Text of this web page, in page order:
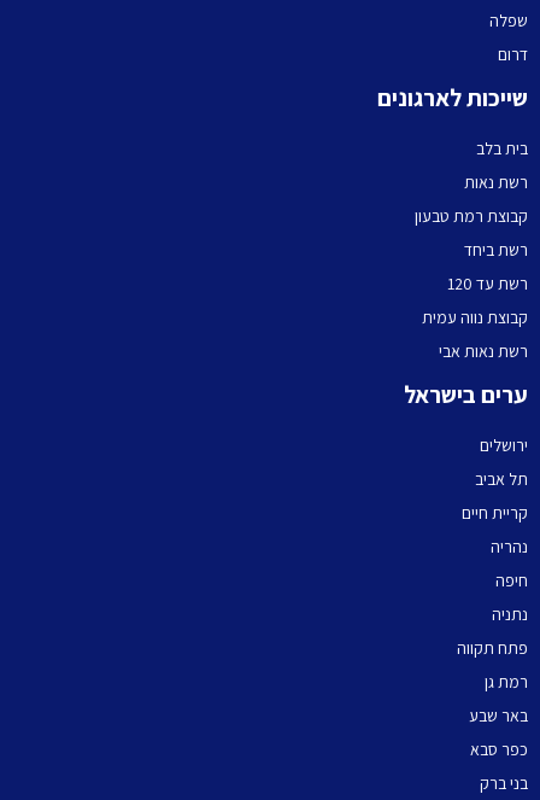
שפלה
דרום
שייכות לארגונים
בית בלב
רשת נאות
קבוצת רמת טבעון
רשת ביחד
רשת עד 120
קבוצת נווה עמית
רשת נאות אבי
ערים בישראל
ירושלים
תל אביב
קריית חיים
נהריה
חיפה
נתניה
פתח תקווה
רמת גן
באר שבע
כפר סבא
בני ברק